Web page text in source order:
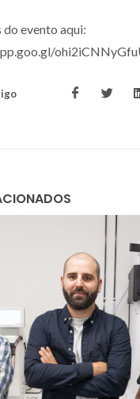
evento aqui: